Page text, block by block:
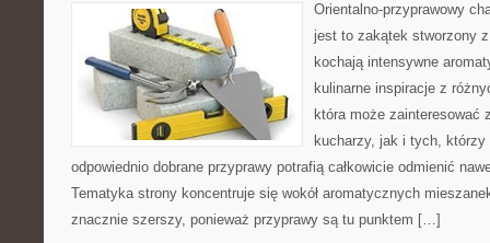
Orientalno-przyprawowy
jest to zakątek stworzony
kochają intensywne
kulinarne inspiracje z
która może zainteresować
kucharzy, jak i tych, którzy
odpowiednio dobrane przyprawy potrafią całkowicie odmienić
Tematyka strony koncentruje się wokół aromatycznych
znacznie szerszy, ponieważ przyprawy są tu punktem […]